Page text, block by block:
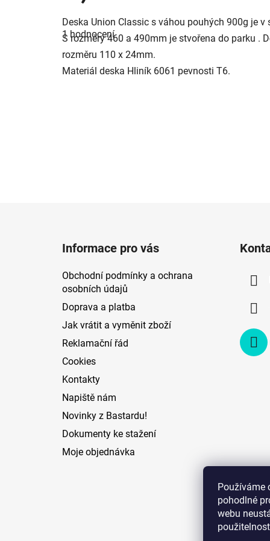
Používáme
pohodlné
webu
Průměrné
hodnocení
produktu
je
5,0
z
5
1 hodnocení
Deska Union Classic s váhou pouhých 900g je
S rozměry 460 a 490mm je stvořena do parku .
rozměru 110 x 24mm.
Materiál deska Hliník 6061 pevnosti T6.
Informace pro vás
Obchodní podmínky a ochrana
osobních údajů
Doprava a platba
Jak vrátit a vyměnit zboží
Reklamační řád
Cookies
Kontakty
Napiště nám
Novinky z Bastardu!
Dokumenty ke stažení
Moje objednávka